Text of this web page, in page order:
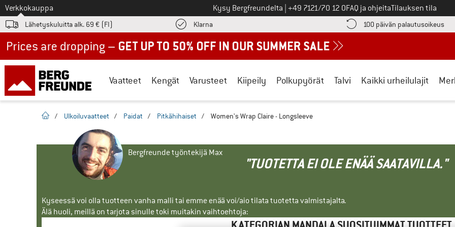
Tästä siirtyäksesi
Verkkokauppa Kysy Bergfreundelta Soita meille
+49 7121/70 12 0FAQ ja ohjeitaTilauksen tila
Lähetyskuluitta alk. 69 € (FI) KlarnaLöydä maksutiedot täältä! Avautuu tietokentässä 100 päivän palautusoikeus
Vaatteet Kengät Varusteet Kiipeily Polkupyörät Talvi Kaikki urheilulajit
Kotisivu
/ Ulkoiluvaatteet / Paidat / Pitkähihaiset / Women's Wrap Claire - Longsleeve
Bergfreunde työntekijä Max
"TUOTETTA EI OLE ENÄÄ SAATAVILLA."
Kyseessä voi olla tuotteen vanha malli tai emme enää voi/aio tilata tuotetta valmistajalta.
Älä huoli, meillä on tarjota sinulle toki muitakin vaihtoehtoja: